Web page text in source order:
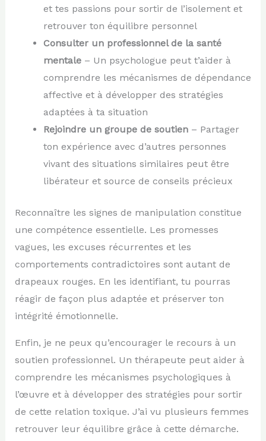
et tes passions pour sortir de l’isolement et
retrouver ton équilibre personnel
Consulter un professionnel de la santé
mentale– Un psychologue peut t’aider à
comprendre les mécanismes de dépendance
affective et à développer des stratégies
adaptées à ta situation
Rejoindre un groupe de soutien– Partager
ton expérience avec d’autres personnes
vivant des situations similaires peut être
libérateur et source de conseils précieux
Reconnaître les signes de manipulation constitue
une compétence essentielle. Les promesses
vagues, les excuses récurrentes et les
comportements contradictoires sont autant de
drapeaux rouges. En les identifiant, tu pourras
réagir de façon plus adaptée et préserver ton
intégrité émotionnelle.
Enfin, je ne peux qu’encourager le recours à un
soutien professionnel. Un thérapeute peut aider à
comprendre les mécanismes psychologiques à
l’œuvre et à développer des stratégies pour sortir
de cette relation toxique. J’ai vu plusieurs femmes
retrouver leur équilibre grâce à cette démarche.